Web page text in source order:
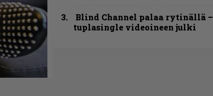
Blind Channel palaa rytinällä –
tuplasingle videoineen julki